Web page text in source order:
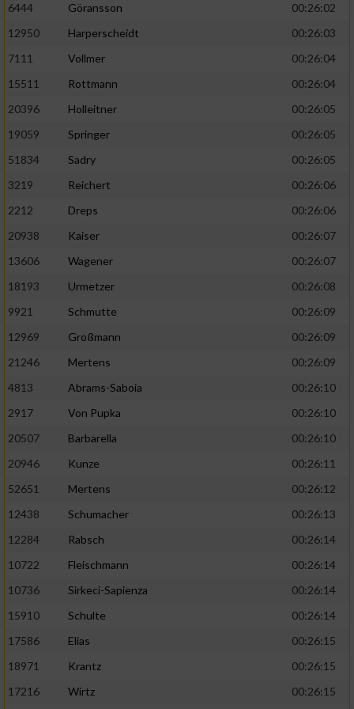
6444
Göransson
00:26:02
12950
Harperscheidt
00:26:03
7111
Vollmer
00:26:04
15511
Rottmann
00:26:04
20396
Holleitner
00:26:05
19059
Springer
00:26:05
51834
Sadry
00:26:05
3219
Reichert
00:26:06
2212
Dreps
00:26:06
20938
Kaiser
00:26:07
13606
Wagener
00:26:07
18193
Urmetzer
00:26:08
9921
Schmutte
00:26:09
12969
Großmann
00:26:09
21246
Mertens
00:26:09
4813
Abrams-Saboia
00:26:10
2917
Von Pupka
00:26:10
20507
Barbarella
00:26:10
20946
Kunze
00:26:11
52651
Mertens
00:26:12
12438
Schumacher
00:26:13
12284
Rabsch
00:26:14
10722
Fleischmann
00:26:14
10736
Sirkeci-Sapienza
00:26:14
15910
Schulte
00:26:14
17586
Elias
00:26:15
18971
Krantz
00:26:15
17216
Wirtz
00:26:15